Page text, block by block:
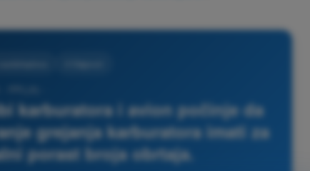
karburatora i avion počinje da
grejanja karburatora imati za
porast broja obrtaja.